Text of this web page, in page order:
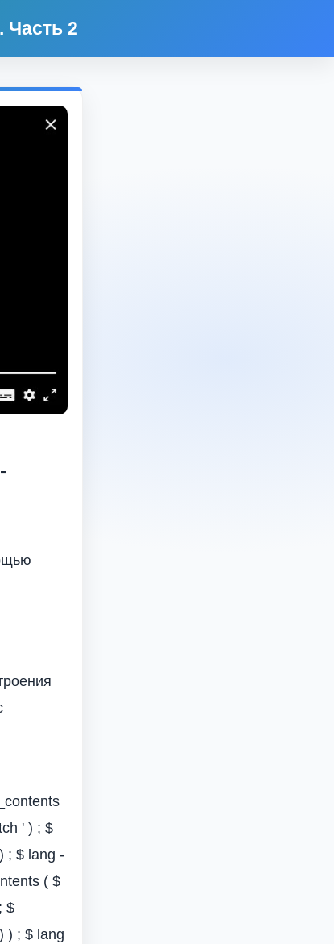
Часть 2
' ) ; $
; $ lang -
( $
$
) ; $ lang